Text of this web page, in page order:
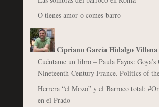
O tienes amor o comes barro
Cipriano García Hidalgo Villena
Cuéntame un libro – Paula Fayos:
Nineteenth-Century France. Politics of
Herrera “el Mozo” y el Barroco total:
en el Prado